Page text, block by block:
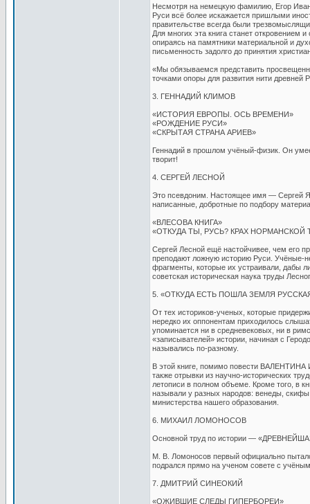
Несмотря на немецкую фамилию, Егор
Руси всё более искажается пришлыми
правительстве всегда были
Для многих эта книга станет
опираясь на памятники материальной и
письменность задолго до принятия
«Мы обязываемся представить
точками опоры для развития нити древней
3. ГЕННАДИЙ КЛИМОВ
«ИСТОРИЯ ЕВРОПЫ. ОСЬ ВРЕМЕНИ»
«РОЖДЕНИЕ РУСИ»
«СКРЫТАЯ СТРАНА АРИЕВ»
Геннадий в прошлом учёный-физик. Он
творит!
4. СЕРГЕЙ ЛЕСНОЙ
Это псевдоним. Настоящее имя — Сергей
написанные, добротные по подбору
«ВЛЕСОВА КНИГА»
«ОТКУДА ТЫ, РУСЬ? КРАХ НОРМАНСКОЙ
Сергей Лесной ещё настойчивее, чем его
преподают ложную историю Руси. Учёные-
фрагменты, которые их устраивали, дабы
советская историческая наука труды
5. «ОТКУДА ЕСТЬ ПОШЛА ЗЕМЛЯ
От тех историков-ученых, которые
нередко их оппонентам приходилось
упоминается ни в средневековых, ни в
«записывателей» истории, начиная с
назывались по-разному.
В этой книге, помимо повести
также отрывки из научно-исторических
летописи в полном объеме. Кроме того, в
называли у разных народов: венеды,
министерства нашего образования.
6. МИХАИЛ ЛОМОНОСОВ
Основной труд по истории —
М. В. Ломоносов первый официально
подрался прямо на ученом совете с
7. ДМИТРИЙ СИНЕОКИЙ
«ОЖИВШИЕ СЛЕДЫ ГИПЕРБОРЕИ»